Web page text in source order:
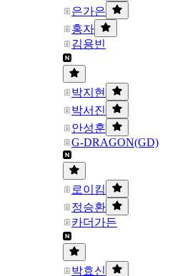
은가은
홍자
김용빈
박지현
박서진
안성훈
G-DRAGON(GD)
로이킴
정승환
카더가든
박효신